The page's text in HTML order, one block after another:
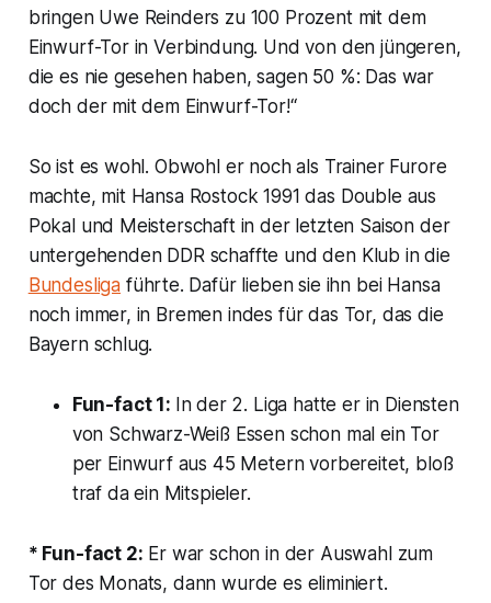
bringen Uwe Reinders zu 100 Prozent mit dem
Einwurf-Tor in Verbindung. Und von den jüngeren,
die es nie gesehen haben, sagen 50 %: Das war
doch der mit dem Einwurf-Tor!“
So ist es wohl. Obwohl er noch als Trainer Furore
machte, mit Hansa Rostock 1991 das Double aus
Pokal und Meisterschaft in der letzten Saison der
untergehenden DDR schaffte und den Klub in die
Bundesliga führte. Dafür lieben sie ihn bei Hansa
noch immer, in Bremen indes für das Tor, das die
Bayern schlug.
Fun-fact 1: In der 2. Liga hatte er in Diensten
von Schwarz-Weiß Essen schon mal ein Tor
per Einwurf aus 45 Metern vorbereitet, bloß
traf da ein Mitspieler.
* Fun-fact 2: Er war schon in der Auswahl zum
Tor des Monats, dann wurde es eliminiert.